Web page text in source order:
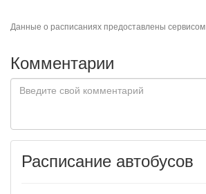
Данные о расписаниях предоставлены сервисом
Комментарии
Расписание автобусов